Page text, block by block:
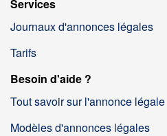
Services
Journaux d'annonces légales
Tarifs
Besoin d'aide ?
Tout savoir sur l'annonce légale
Modèles d'annonces légales